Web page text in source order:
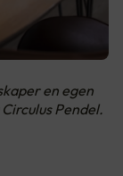
en egen
Pendel.